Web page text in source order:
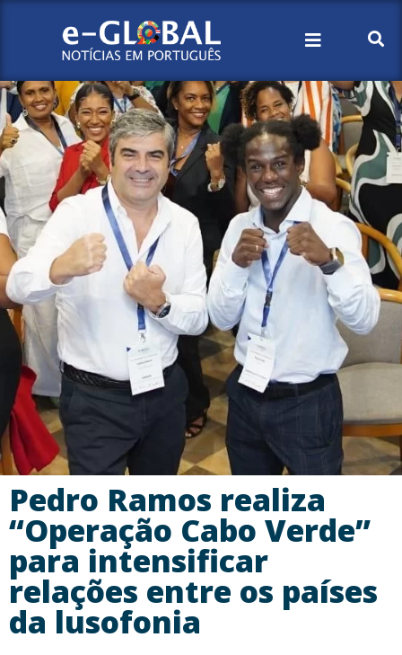
Pedro Ramos realiza
“Operação Cabo Verde”
para intensificar
relações entre os países
da lusofonia